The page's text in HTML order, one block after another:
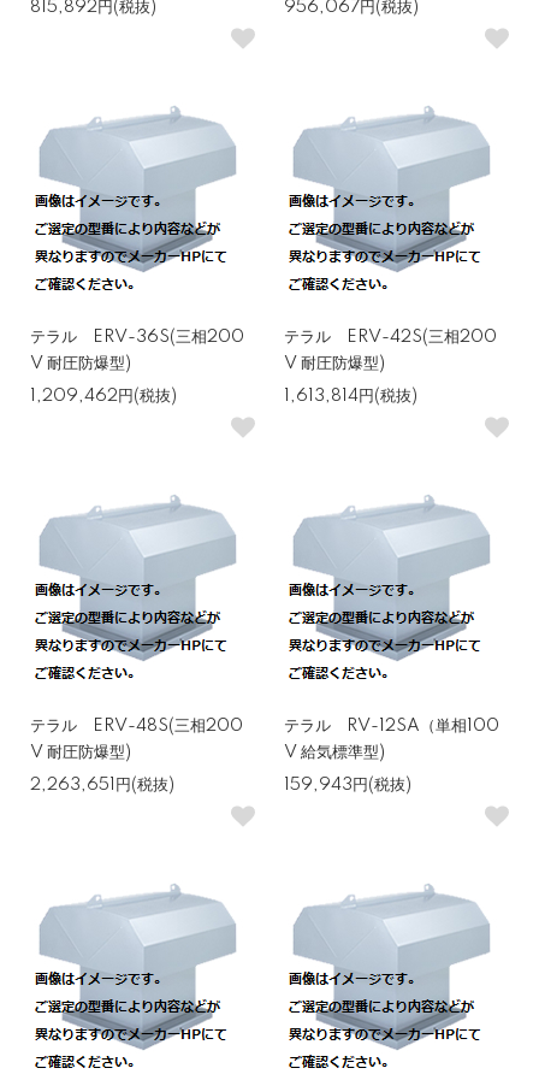
815,892円(税抜)
956,067円(税抜)
テラル ERV-36S(三相200
V 耐圧防爆型)
1,209,462円(税抜)
テラル ERV-42S(三相200
V 耐圧防爆型)
1,613,814円(税抜)
テラル ERV-48S(三相200
V 耐圧防爆型)
2,263,651円(税抜)
テラル RV-12SA（単相100
V 給気標準型)
159,943円(税抜)